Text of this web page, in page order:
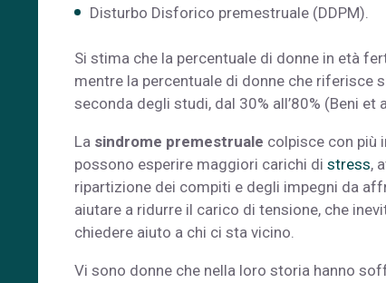
Disturbo Disforico premestruale (DDPM).
Si stima che la percentuale di donne in età
mentre la percentuale di donne che riferisce
seconda degli studi, dal 30% all’80% (Beni et
La sindrome premestruale colpisce con più
possono esperire maggiori carichi di stress,
ripartizione dei compiti e degli impegni da
aiutare a ridurre il carico di tensione, che
chiedere aiuto a chi ci sta vicino.
Vi sono donne che nella loro storia hanno